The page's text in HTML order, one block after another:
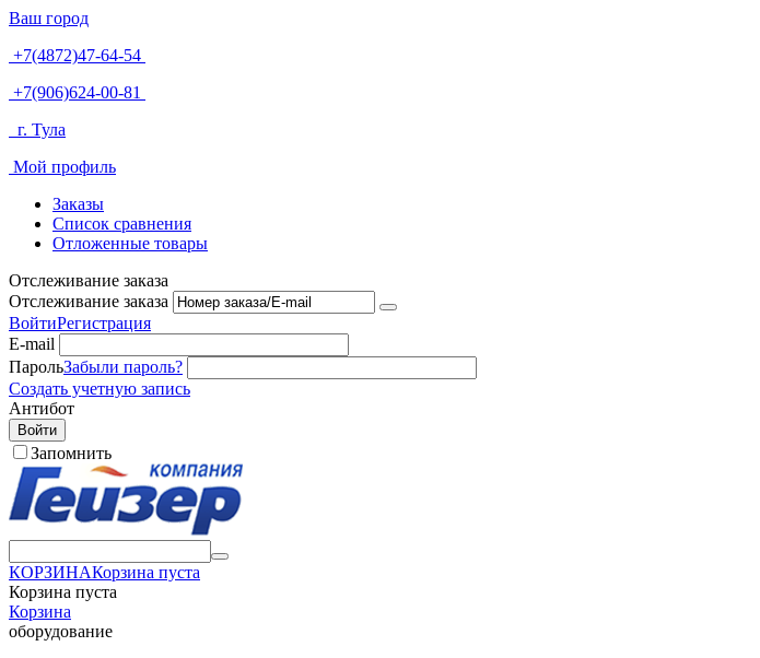
Ваш город
+7(4872)47-64-54
+7(906)624-00-81
г. Тула
Мой профиль
Заказы
Список сравнения
Отложенные товары
Отслеживание заказа
Отслеживание заказа
ВойтиРегистрация
E-mail
ПарольЗабыли пароль?
Создать учетную запись
Антибот
Войти
Запомнить
КОРЗИНАКорзина пуста
Корзина пуста
Корзина
оборудование